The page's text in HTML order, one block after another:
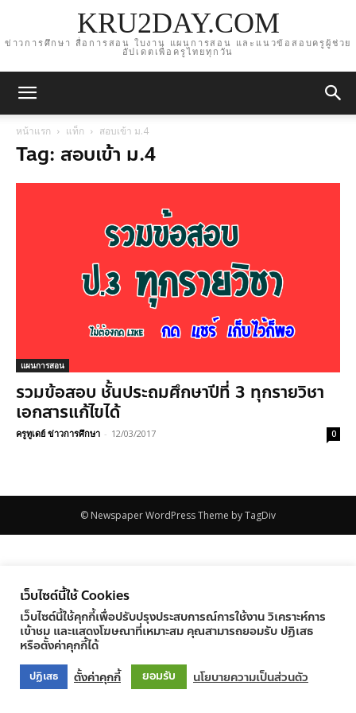
KRU2DAY.COM
ข่าวการศึกษา สื่อการสอน ใบงาน แผนการสอน และแนวข้อสอบครูผู้ช่วย
อัปเดตเพื่อครูไทยทุกวัน
หน้าแรก แท็ก สอบเข้า ม.4
Tag: สอบเข้า ม.4
แผนการสอน
รวมข้อสอบ ชั้นประถมศึกษาปีที่ 3 ทุกรายวิชา
เอกสารแก้ไขได้
ครูทูเดย์ ข่าวการศึกษา - 12/03/2017 0
© Newspaper WordPress Theme by TagDiv
เว็บไซต์นี้ใช้ Cookies
เว็บไซต์นี้ใช้คุกกี้เพื่อปรับปรุงประสบการณ์การใช้งาน วิเคราะห์การ
เข้าชม และแสดงโฆษณาที่เหมาะสม คุณสามารถยอมรับ ปฏิเสธ
หรือตั้งค่าคุกกี้ได้
ปฏิเสธ ตั้งค่าคุกกี้ ยอมรับ นโยบายความเป็นส่วนตัว